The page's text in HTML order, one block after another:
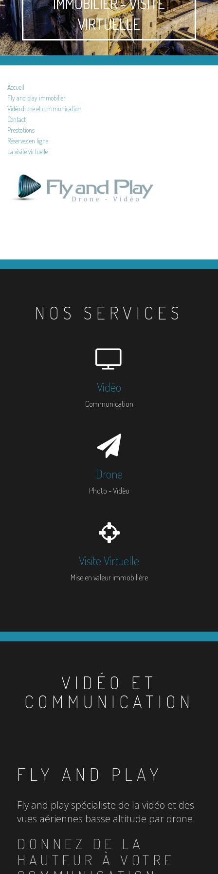
VIRTUELLE
Accueil
Fly and play immobilier
Vidéo drone et communication
Contact
Prestations
Réservez en ligne
La visite virtuelle
NOS SERVICES
Vidéo
Communication
Drone
Photo - Vidéo
Visite Virtuelle
Mise en valeur immobilière
VIDÉO ET
COMMUNICATION
FLY AND PLAY
Fly and play spécialiste de la vidéo et des
vues aériennes basse altitude par drone.
DONNEZ DE LA
HAUTEUR À VOTRE